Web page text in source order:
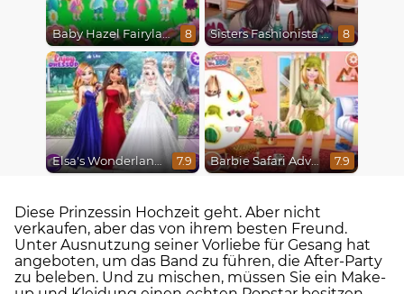
Baby Hazel Fairyland Ballet 8 Sisters Fashionista Makeup 8
Elsa's Wonderland Wedding 7.9 Barbie Safari Adventure 7.9
Diese Prinzessin Hochzeit geht. Aber nicht
verkaufen, aber das von ihrem besten Freund.
Unter Ausnutzung seiner Vorliebe für Gesang hat
angeboten, um das Band zu führen, die After-Party
zu beleben. Und zu mischen, müssen Sie ein Make-